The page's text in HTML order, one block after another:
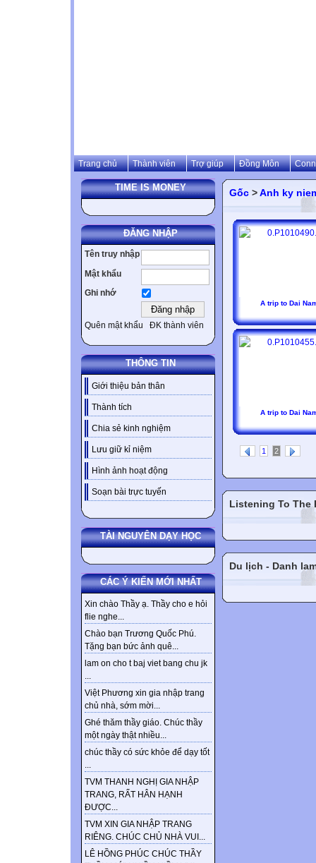
Trang chủ Thành viên Trợ giúp Đồng Môn
TIME IS MONEY
ĐĂNG NHẬP
Tên truy nhập
Mật khẩu
Ghi nhớ
Quên mật khẩu ĐK thành viên
THÔNG TIN
Giới thiệu bản thân
Thành tích
Chia sẻ kinh nghiệm
Lưu giữ kỉ niệm
Hình ảnh hoạt động
Soạn bài trực tuyến
TÀI NGUYÊN DẠY HỌC
CÁC Ý KIẾN MỚI NHẤT
Xin chào Thầy ạ. Thầy cho e hỏi
flie nghe...
Chào bạn Trương Quốc Phú.
Tặng bạn bức ảnh quê...
lam on cho t baj viet bang chu jk
...
Việt Phương xin gia nhập trang
chủ nhà, sớm mời...
Ghé thăm thầy giáo. Chúc thầy
một ngày thật nhiều...
chúc thầy có sức khỏe để dạy tốt
...
TVM THANH NGHỊ GIA NHẬP
TRANG, RẤT HÂN HẠNH
ĐƯỢC...
TVM XIN GIA NHẬP TRANG
RIÊNG. CHÚC CHỦ NHÀ VUI...
LÊ HỒNG PHÚC CHÚC THẦY
Gốc >Anh ky
A trip to Dai
A trip to Dai
1 2
Listening To The
Du lịch - Danh